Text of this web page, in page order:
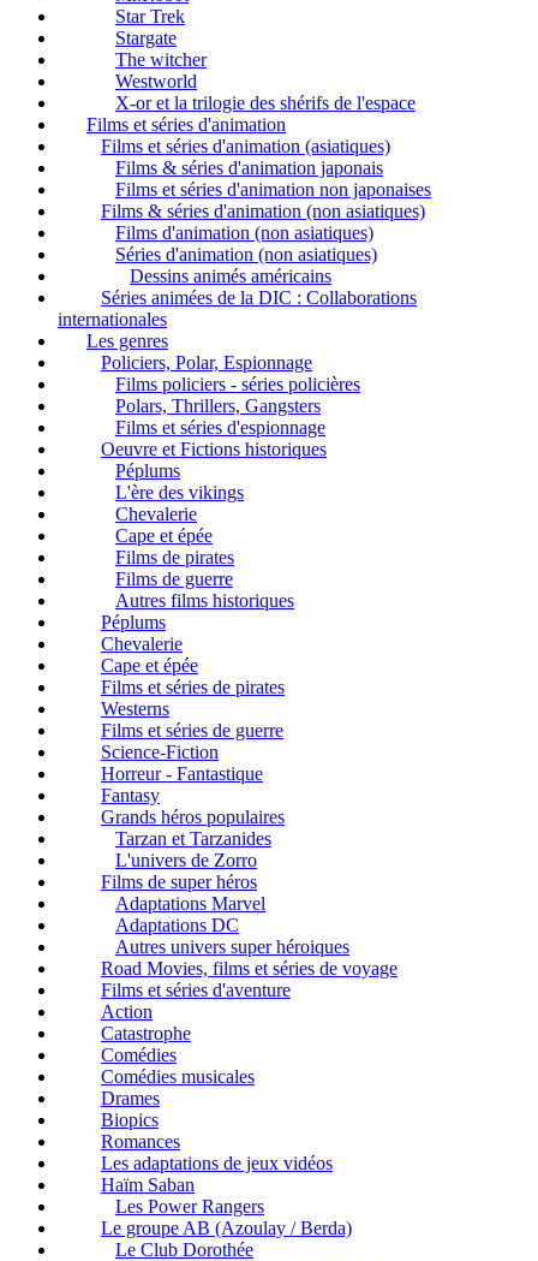
Star Trek
Stargate
The witcher
Westworld
X-or et la trilogie des shérifs de l'espace
Films et séries d'animation
Films et séries d'animation (asiatiques)
Films & séries d'animation japonais
Films et séries d'animation non japonaises
Films & séries d'animation (non asiatiques)
Films d'animation (non asiatiques)
Séries d'animation (non asiatiques)
Dessins animés américains
Séries animées de la DIC : Collaborations
internationales
Les genres
Policiers, Polar, Espionnage
Films policiers - séries policières
Polars, Thrillers, Gangsters
Films et séries d'espionnage
Oeuvre et Fictions historiques
Péplums
L'ère des vikings
Chevalerie
Cape et épée
Films de pirates
Films de guerre
Autres films historiques
Péplums
Chevalerie
Cape et épée
Films et séries de pirates
Westerns
Films et séries de guerre
Science-Fiction
Horreur - Fantastique
Fantasy
Grands héros populaires
Tarzan et Tarzanides
L'univers de Zorro
Films de super héros
Adaptations Marvel
Adaptations DC
Autres univers super héroiques
Road Movies, films et séries de voyage
Films et séries d'aventure
Action
Catastrophe
Comédies
Comédies musicales
Drames
Biopics
Romances
Les adaptations de jeux vidéos
Haïm Saban
Les Power Rangers
Le groupe AB (Azoulay / Berda)
Le Club Dorothée